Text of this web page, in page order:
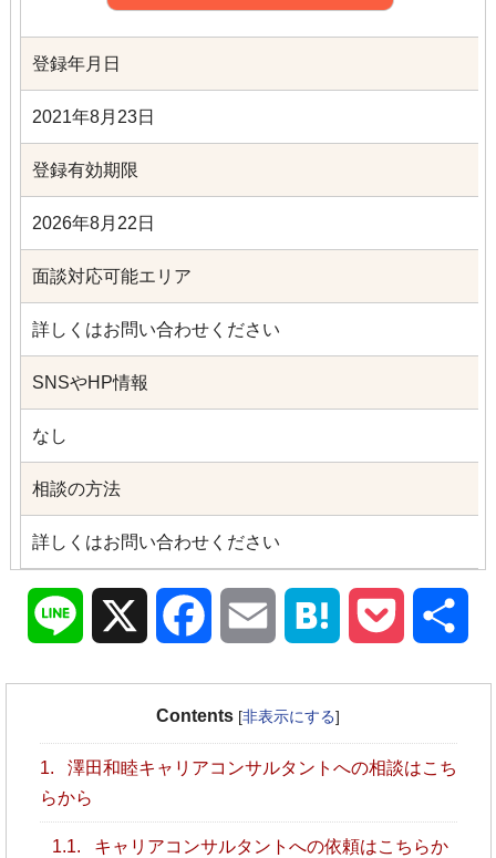
登録年月日
2021年8月23日
登録有効期限
2026年8月22日
面談対応可能エリア
詳しくはお問い合わせください
SNSやHP情報
なし
相談の方法
詳しくはお問い合わせください
Line Facebook Email Hatena Pocket
Contents [非表示にする]
1.
澤田和睦キャリアコンサルタントへの相談はこち
らから
1.1.
キャリアコンサルタントへの依頼はこちらか